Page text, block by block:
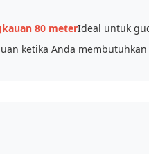
80 meterIdeal untuk
ketika Anda